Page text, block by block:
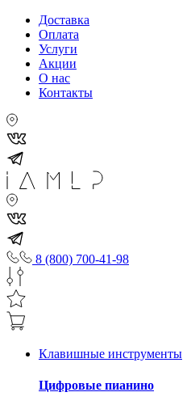
Доставка
Оплата
Услуги
Акции
О нас
Контакты
8 (800) 700-41-98
Клавишные инструменты
Цифровые пианино